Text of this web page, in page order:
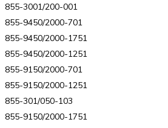
855-3001/200-001
855-9450/2000-701
855-9450/2000-1751
855-9450/2000-1251
855-9150/2000-701
855-9150/2000-1251
855-301/050-103
855-9150/2000-1751